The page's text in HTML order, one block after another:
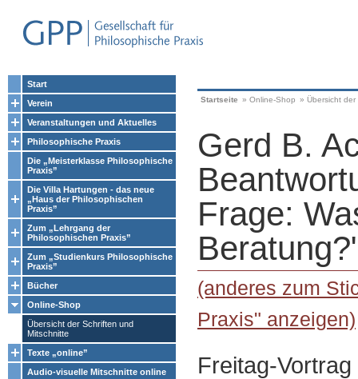
Start
Verein
Veranstaltungen und Aktuelles
Philosophische Praxis
Die „Meisterklasse Philosophische
Praxis”
Die Villa Hartungen - das neue
„Haus der Philosophischen
Praxis”
Zum „Lehrgang der
Philosophischen Praxis”
Zum „Studienkurs Philosophische
Praxis”
Bücher
Online-Shop
Übersicht der Schriften und
Mitschnitte
Texte „online”
Audio-visuelle Mitschnitte online
Startseite » Online-Shop » Übersicht
Gerd B.
Frage:
(anderes zum
Praxis" anzeigen)
Freitag-